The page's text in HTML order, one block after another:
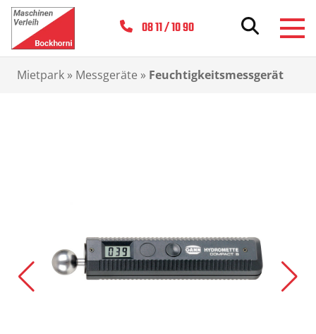
08 11 / 10 90
Mietpark » Messgeräte » Feuchtigkeitsmessgerät